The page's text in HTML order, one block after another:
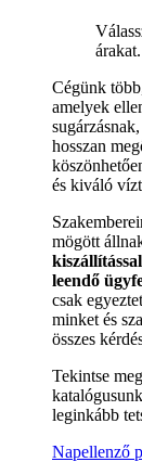
árakat.
Cégünk
amelyek
hosszan
és kiváló
mögött
leendő
csak
minket és
összes
Tekintse
leginkább
Napellenző